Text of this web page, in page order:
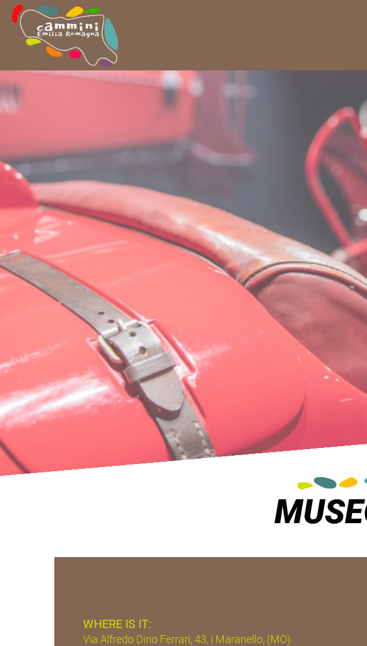
WHERE IS IT:
Via Alfredo Dino Ferrari, 43, | Maranello, (MO)